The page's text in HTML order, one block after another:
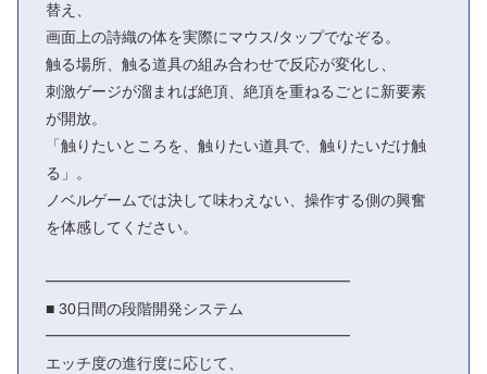
替え、
画面上の詩織の体を実際にマウス/タップでなぞる。
触る場所、触る道具の組み合わせで反応が変化し、
刺激ゲージが溜まれば絶頂、絶頂を重ねるごとに新要素
が開放。
「触りたいところを、触りたい道具で、触りたいだけ触
る」。
ノベルゲームでは決して味わえない、操作する側の興奮
を体感してください。
━━━━━━━━━━━━━━━━━━━━
■ 30日間の段階開発システム
━━━━━━━━━━━━━━━━━━━━
エッチ度の進行度に応じて、